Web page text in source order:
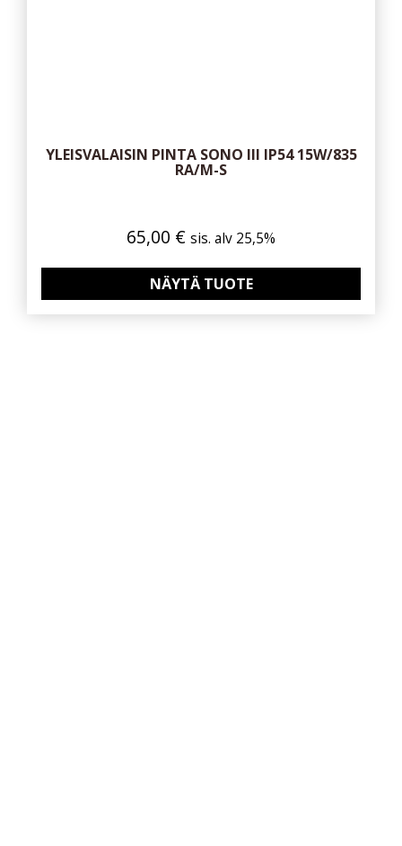
YLEISVALAISIN PINTA SONO III IP54 15W/835
RA/M-S
65,00 € sis. alv 25,5%
NÄYTÄ TUOTE